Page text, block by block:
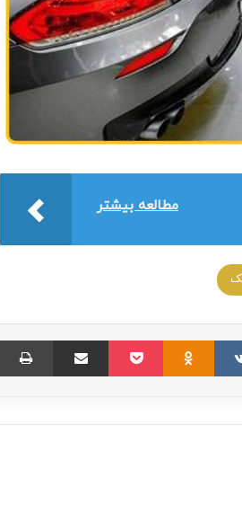
مطالعه بیشتر
طرح ملی دوگانه سوز کردن خودروها اجرایی
می شود
فروش‌فوری و پیش‌فروش محصولات
طرح جدید پیش فروش وانت نیسان ویژه
اعلام اسامی ۲ شرکت واردکننده خودرو تا
پایان مهرماه
لنگه